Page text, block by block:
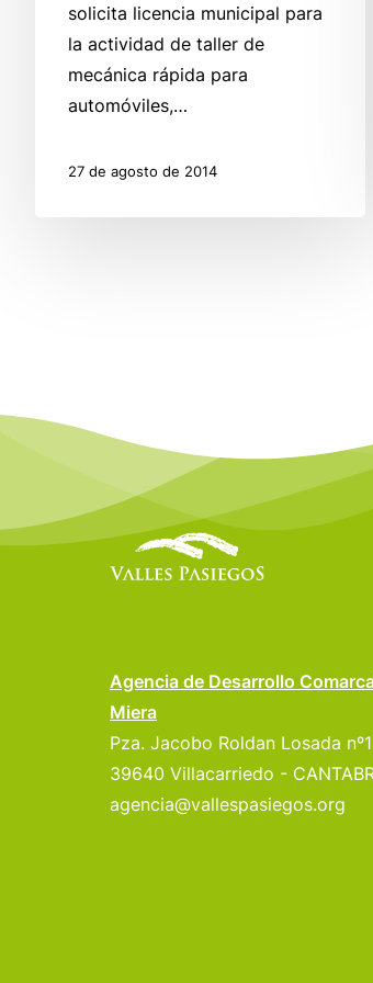
solicita licencia municipal para
la actividad de taller de
mecánica rápida para
automóviles,…
27 de agosto de 2014
Agencia de Desarrollo
Miera
Pza. Jacobo Roldan Losada
39640 Villacarriedo -
agencia@vallespasiegos.org